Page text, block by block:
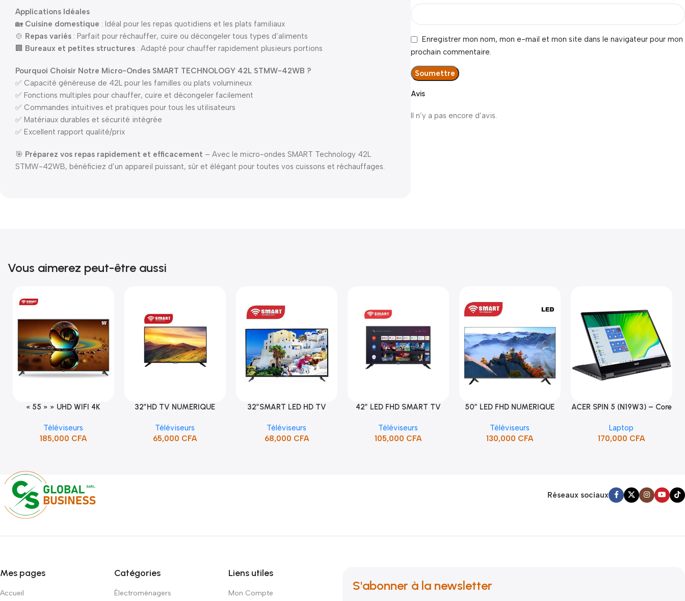
Applications Idéales
🏡 Cuisine domestique : Idéal pour les repas quotidiens et les plats familiaux
🍲 Repas variés : Parfait pour réchauffer, cuire ou décongeler tous types d’aliments
🏢 Bureaux et petites structures : Adapté pour chauffer rapidement plusieurs portions
Pourquoi Choisir Notre Micro-Ondes SMART TECHNOLOGY 42L STMW-42WB ?
✅ Capacité généreuse de 42L pour les familles ou plats volumineux
✅ Fonctions multiples pour chauffer, cuire et décongeler facilement
✅ Commandes intuitives et pratiques pour tous les utilisateurs
✅ Matériaux durables et sécurité intégrée
✅ Excellent rapport qualité/prix
🎯 Préparez vos repas rapidement et efficacement – Avec le micro-ondes SMART Technology 42L
STMW-42WB, bénéficiez d’un appareil puissant, sûr et élégant pour toutes vos cuissons et réchauffages.
Avis
Il n’y a pas encore d’avis.
Enregistrer mon nom, mon e-mail et mon site dans le navigateur pour mon
prochain commentaire.
Vous aimerez peut-être aussi
Ajouter Au Panier
« 55 » » UHD WIFI 4K
Téléviseurs
185,000 CFA
Ajouter Au Panier
32″HD TV NUMERIQUE
BORDURE/SUPPORT(STT-
5132A)
Téléviseurs
65,000 CFA
Ajouter Au Panier
32″SMART LED HD TV
5132SA)
Téléviseurs
68,000 CFA
Ajouter Au Panier
42″ LED FHD SMART TV
Téléviseurs
105,000 CFA
Ajouter Au Panier
50″ LED FHD NUMERIQUE
Téléviseurs
130,000 CFA
Ajouter Au Panier
ACER SPIN 5 (N19W3) – Core
Laptop
170,000 CFA
Réseaux sociaux
Mes pages
Accueil
Catégories
Électroménagers
Liens utiles
Mon Compte
S'abonner à la newsletter